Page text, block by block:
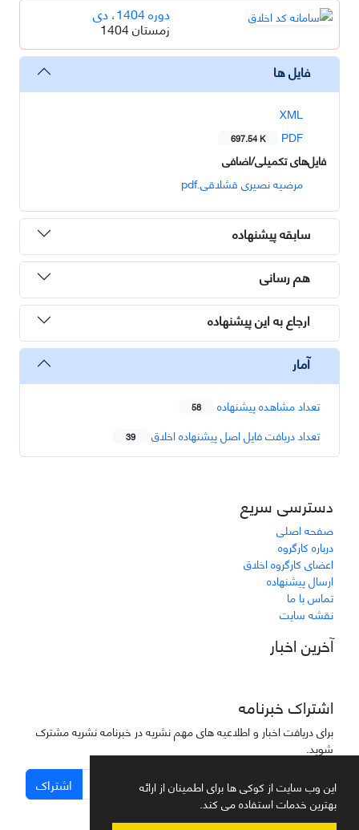
این وب سایت از کوکی ها برای اطمینان از ارائه
بهترین خدمات استفاده می کند.
دوره 1404، دی
زمستان 1404
فایل ها
XML
PDF
697.54 K
فایل‌های تکمیلی/اضافی
مرضیه نصیری قشلاقی.pdf
سابقه پیشنهاده
هم رسانی
ارجاع به این پیشنهاده
آمار
تعداد مشاهده پیشنهاده 58
تعداد دریافت فایل اصل پیشنهاده اخلاق 39
دسترسی سریع
صفحه اصلی
درباره کارگروه
اعضای کارگروه اخلاق
ارسال پیشنهاده
تماس با ما
نقشه سایت
آخرین اخبار
اشتراک خبرنامه
برای دریافت اخبار و اطلاعیه های مهم نشریه در خبرنامه نشریه مشترک
شوید.
اشتراک